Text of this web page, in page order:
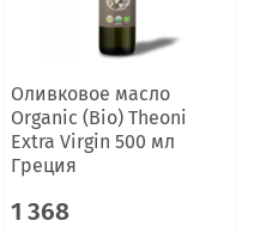
Оливковое масло
Organic (Bio) Theoni
Extra Virgin 500 мл
Греция
1 368